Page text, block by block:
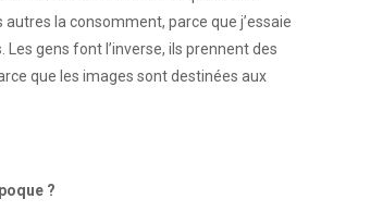
la consomment, parce que j’essaie
gens font l’inverse, ils prennent des
que les images sont destinées aux
?